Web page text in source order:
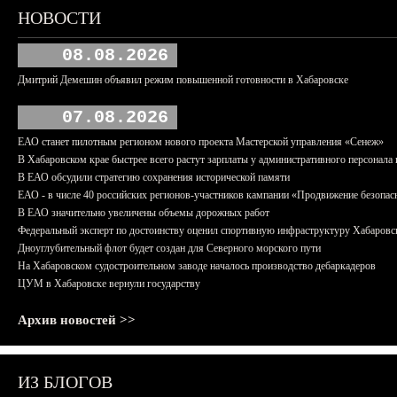
НОВОСТИ
08.08.2026
Дмитрий Демешин объявил режим повышенной готовности в Хабаровске
07.08.2026
ЕАО станет пилотным регионом нового проекта Мастерской управления «Сенеж»
В Хабаровском крае быстрее всего растут зарплаты у административного персонала
В ЕАО обсудили стратегию сохранения исторической памяти
ЕАО - в числе 40 российских регионов-участников кампании «Продвижение
В ЕАО значительно увеличены объемы дорожных работ
Федеральный эксперт по достоинству оценил спортивную инфраструктуру
Дноуглубительный флот будет создан для Северного морского пути
На Хабаровском судостроительном заводе началось производство дебаркадеров
ЦУМ в Хабаровске вернули государству
Архив новостей >>
ИЗ БЛОГОВ